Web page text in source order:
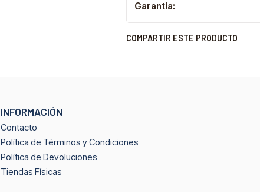
Garantía:
COMPARTIR ESTE PRODUCTO
INFORMACIÓN
Contacto
Política de Términos y Condiciones
Política de Devoluciones
Tiendas Físicas